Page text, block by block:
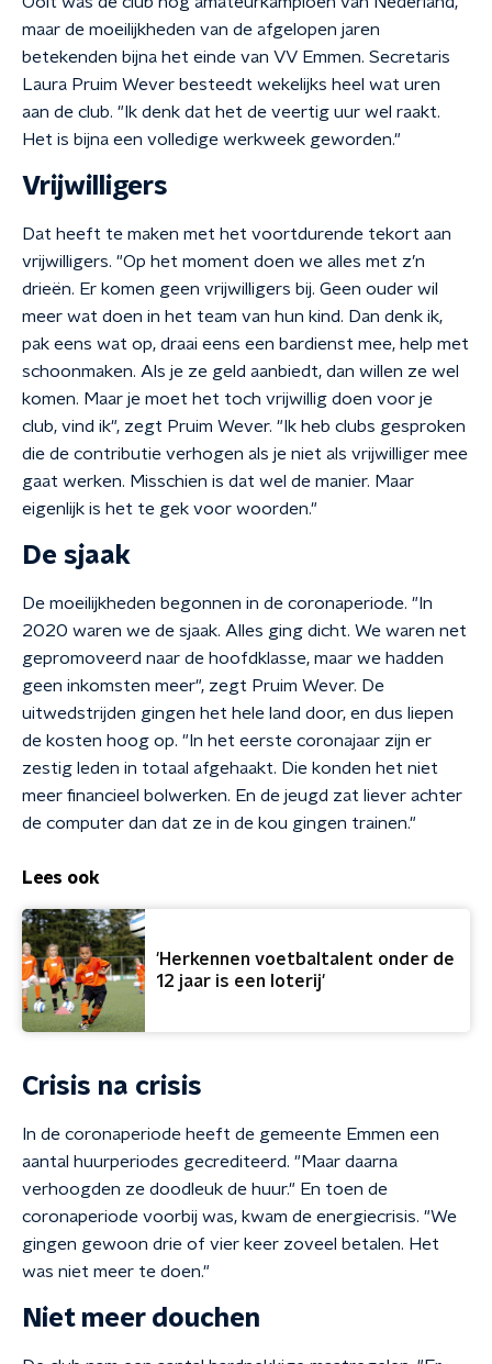
maar de moeilijkheden van de afgelopen jaren
betekenden bijna het einde van VV Emmen. Secretaris
Laura Pruim Wever besteedt wekelijks heel wat uren
aan de club. "Ik denk dat het de veertig uur wel raakt.
Het is bijna een volledige werkweek geworden."
Vrijwilligers
Dat heeft te maken met het voortdurende tekort aan
vrijwilligers. "Op het moment doen we alles met z’n
drieën. Er komen geen vrijwilligers bij. Geen ouder wil
meer wat doen in het team van hun kind. Dan denk ik,
pak eens wat op, draai eens een bardienst mee, help met
schoonmaken. Als je ze geld aanbiedt, dan willen ze wel
komen. Maar je moet het toch vrijwillig doen voor je
club, vind ik", zegt Pruim Wever. "Ik heb clubs gesproken
die de contributie verhogen als je niet als vrijwilliger mee
gaat werken. Misschien is dat wel de manier. Maar
eigenlijk is het te gek voor woorden."
De sjaak
De moeilijkheden begonnen in de coronaperiode. "In
2020 waren we de sjaak. Alles ging dicht. We waren net
gepromoveerd naar de hoofdklasse, maar we hadden
geen inkomsten meer", zegt Pruim Wever. De
uitwedstrijden gingen het hele land door, en dus liepen
de kosten hoog op. "In het eerste coronajaar zijn er
zestig leden in totaal afgehaakt. Die konden het niet
meer financieel bolwerken. En de jeugd zat liever achter
de computer dan dat ze in de kou gingen trainen."
Lees ook
'Herkennen voetbaltalent onder de
12 jaar is een loterij'
Crisis na crisis
In de coronaperiode heeft de gemeente Emmen een
aantal huurperiodes gecrediteerd. "Maar daarna
verhoogden ze doodleuk de huur." En toen de
coronaperiode voorbij was, kwam de energiecrisis. "We
gingen gewoon drie of vier keer zoveel betalen. Het
was niet meer te doen."
Niet meer douchen